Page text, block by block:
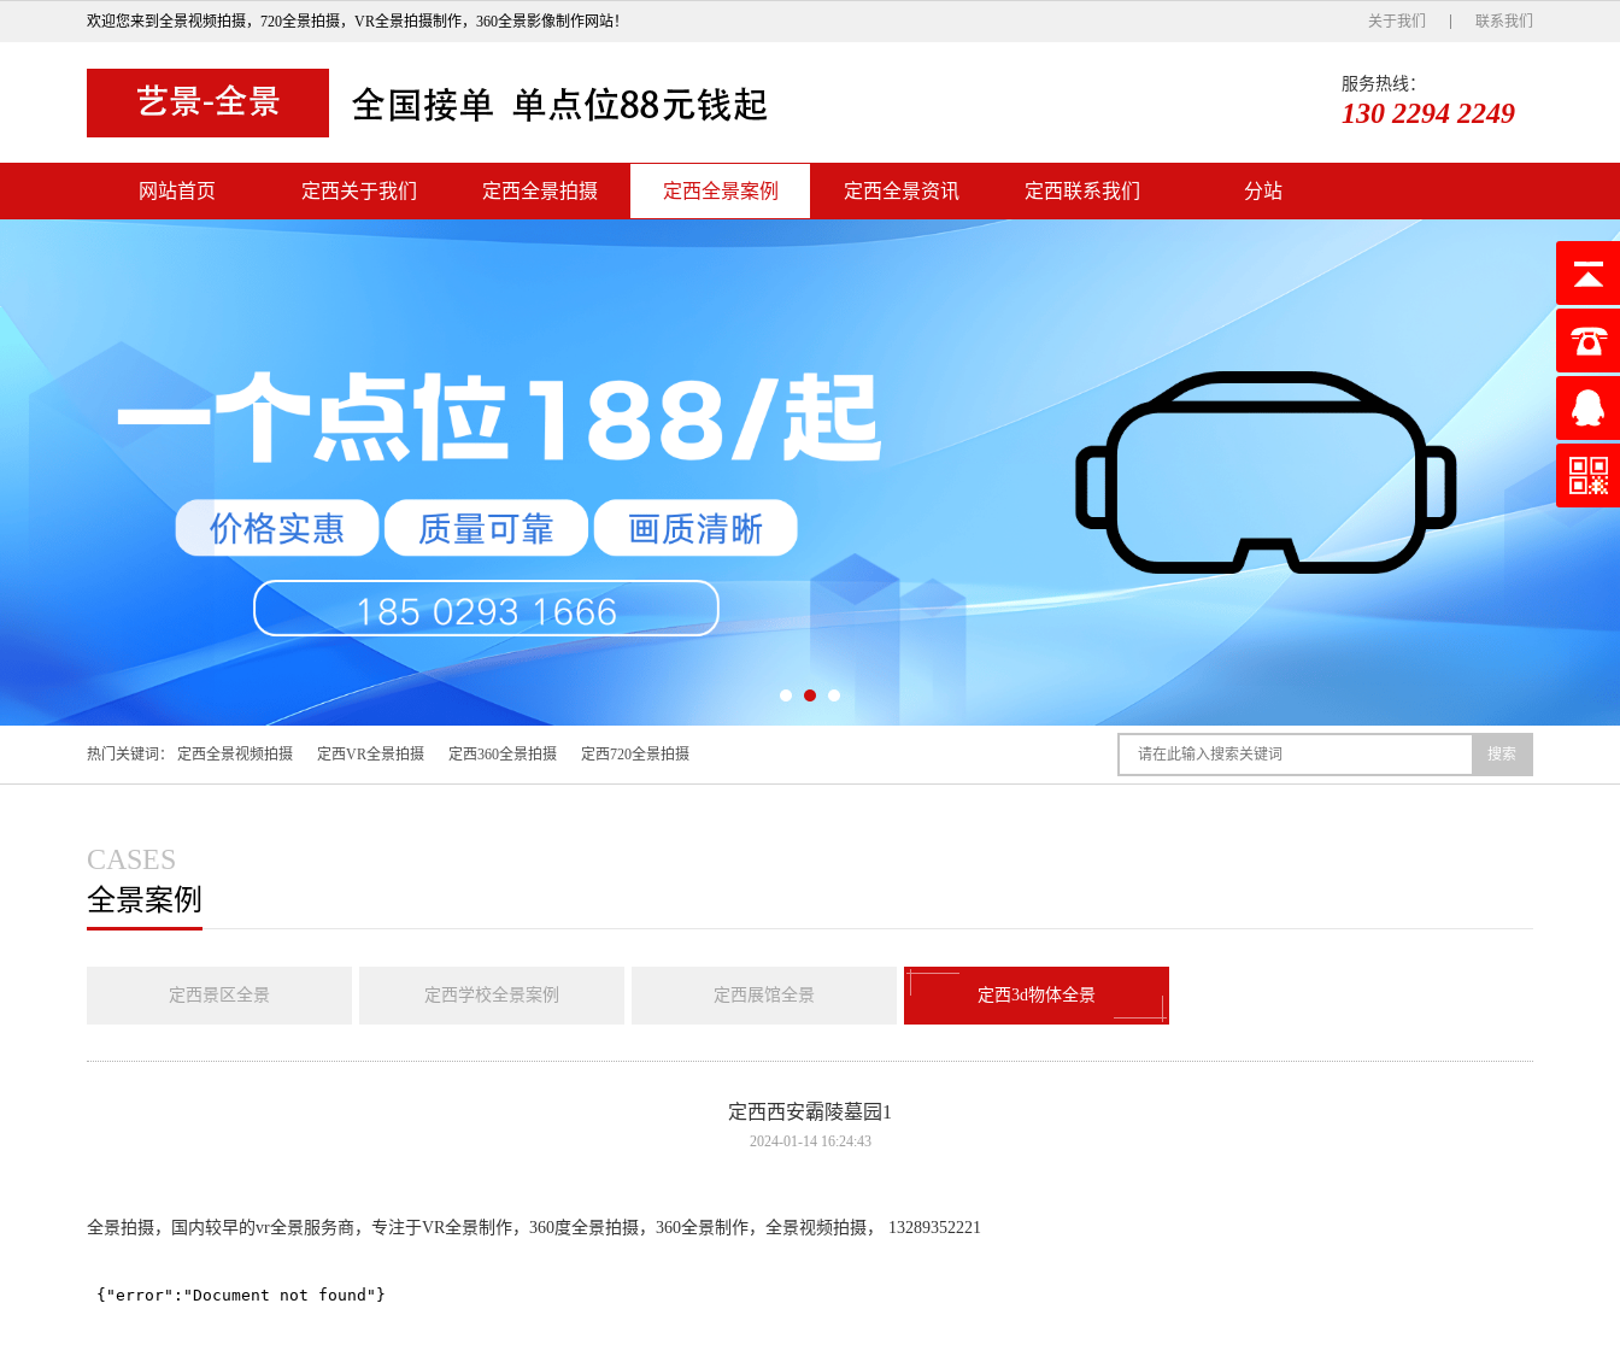
欢迎您来到全景视频拍摄，720全景拍摄，VR全景拍摄制作，360全景影像制作网站！ 关于我们 联系我们
服务热线：
130 2294 2249
网站首页 定西关于我们 定西全景拍摄 定西全景案例 定西全景资讯 定西联系我们 分站
热门关键词： 定西全景视频拍摄 定西VR全景拍摄 定西360全景拍摄 定西720全景拍摄 搜索
CASES
全景案例
定西景区全景 定西学校全景案例 定西展馆全景 定西3d物体全景
定西西安霸陵墓园1
2024-01-14 16:24:43
全景拍摄，国内较早的vr全景服务商，专注于VR全景制作，360度全景拍摄，360全景制作，全景视频拍摄， 13289352221